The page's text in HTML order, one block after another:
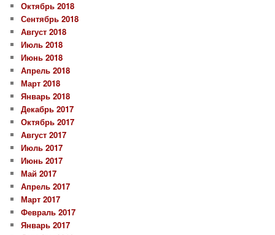
Октябрь 2018
Сентябрь 2018
Август 2018
Июль 2018
Июнь 2018
Апрель 2018
Март 2018
Январь 2018
Декабрь 2017
Октябрь 2017
Август 2017
Июль 2017
Июнь 2017
Май 2017
Апрель 2017
Март 2017
Февраль 2017
Январь 2017